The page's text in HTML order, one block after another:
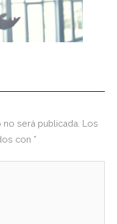
será publicada. Los
con *